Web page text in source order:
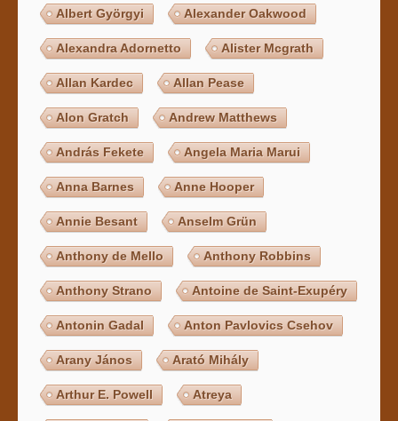
Albert Györgyi Alexander Oakwood
Alexandra Adornetto Alister Mcgrath
Allan Kardec Allan Pease
Alon Gratch Andrew Matthews
András Fekete Angela Maria Marui
Anna Barnes Anne Hooper
Annie Besant Anselm Grün
Anthony de Mello Anthony Robbins
Anthony Strano Antoine de Saint-Exupéry
Antonin Gadal Anton Pavlovics Csehov
Arany János Arató Mihály
Arthur E. Powell Atreya